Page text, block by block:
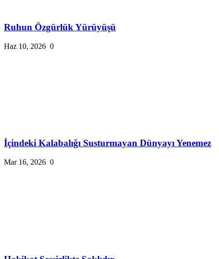
Ruhun Özgürlük Yürüyüşü
Haz 10, 2026 0
İçindeki Kalabalığı Susturmayan Dünyayı Yenemez
Mar 16, 2026 0